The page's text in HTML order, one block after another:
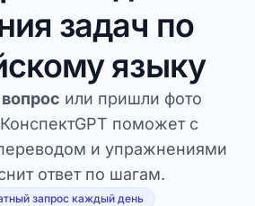
задач по
языку
или пришли фото
поможет с
и упражнениями
ответ по шагам.
запрос каждый день